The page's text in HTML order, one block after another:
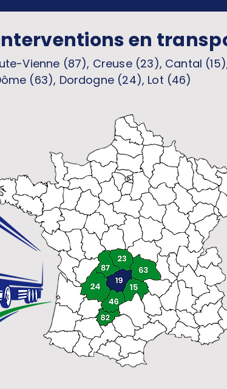
en
Vienne (87), Creuse (23), Cantal
(63), Dordogne (24), Lot (46)